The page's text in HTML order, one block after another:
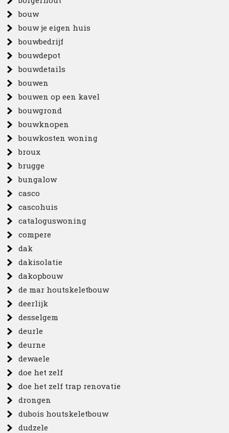
bouw
bouw je eigen huis
bouwbedrijf
bouwdepot
bouwdetails
bouwen
bouwen op een kavel
bouwgrond
bouwknopen
bouwkosten woning
broux
brugge
bungalow
casco
cascohuis
cataloguswoning
compere
dak
dakisolatie
dakopbouw
de mar houtskeletbouw
deerlijk
desselgem
deurle
deurne
dewaele
doe het zelf
doe het zelf trap renovatie
drongen
dubois houtskeletbouw
dudzele